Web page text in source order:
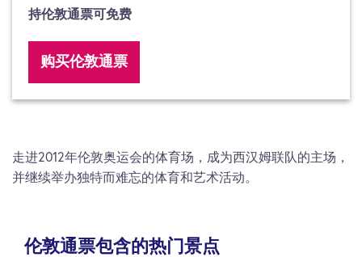
持伦敦通票可免费
购买伦敦通票
走进2012年伦敦奥运会的体育场，成为西汉姆联队的主场，
并继续举办独特而难忘的体育和艺术活动。
伦敦通票包含的热门景点